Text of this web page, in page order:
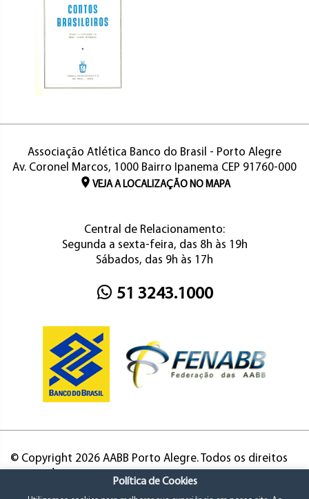
Associação Atlética Banco do Brasil - Porto Alegre
Av. Coronel Marcos, 1000 Bairro Ipanema CEP 91760-000
VEJA A LOCALIZAÇÃO NO MAPA
Central de Relacionamento:
Segunda a sexta-feira, das 8h às 19h
Sábados, das 9h às 17h
51 3243.1000
© Copyright 2026 AABB Porto Alegre. Todos os direitos
Política de Cookies